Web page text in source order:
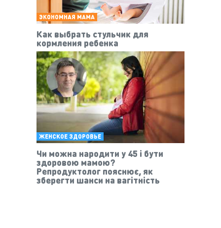
ЭКОНОМНАЯ МАМА
Как выбрать стульчик для
кормления ребенка
ЖЕНСКОЕ ЗДОРОВЬЕ
Чи можна народити у 45 і бути
здоровою мамою?
Репродуктолог пояснює, як
зберегти шанси на вагітність